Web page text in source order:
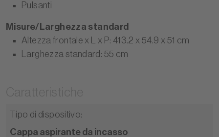
Pulsanti
Misure/Larghezza standard
Altezza frontale x L x P: 413.2 x 54.9 x 51 cm
Larghezza standard: 55 cm
Tipo di dispositivo:
Cappa aspirante da incasso